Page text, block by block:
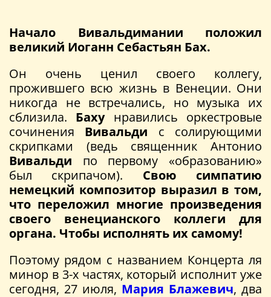
Начало Вивальдимании положил
великий Иоганн Себастьян Бах.
Он очень ценил своего коллегу,
прожившего всю жизнь в Венеции. Они
никогда не встречались, но музыка их
сблизила. Бахунравились оркестровые
сочинения Вивальди с солирующими
скрипками (ведь священник Антонио
Вивальди по первому «образованию»
был скрипачом). Свою симпатию
немецкий композитор выразил в том,
что переложил многие произведения
своего венецианского коллеги для
органа. Чтобы исполнять их самому!
Поэтому рядом с названием Концерта ля
минор в 3-х частях, который исполнит уже
сегодня, 27 июля, Мария Блажевич, два